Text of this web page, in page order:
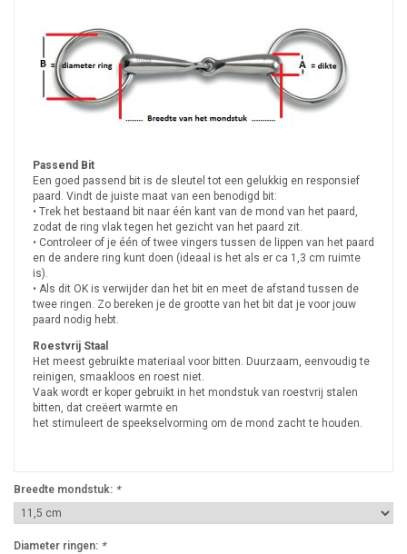
Passend Bit
Een goed passend bit is de sleutel tot een gelukkig en responsief
paard. Vindt de juiste maat van een benodigd bit:
• Trek het bestaand bit naar één kant van de mond van het paard,
zodat de ring vlak tegen het gezicht van het paard zit.
• Controleer of je één of twee vingers tussen de lippen van het paard
en de andere ring kunt doen (ideaal is het als er ca 1,3 cm ruimte
is).
• Als dit OK is verwijder dan het bit en meet de afstand tussen de
twee ringen. Zo bereken je de grootte van het bit dat je voor jouw
paard nodig hebt.
Roestvrij Staal
Het meest gebruikte materiaal voor bitten. Duurzaam, eenvoudig te
reinigen, smaakloos en roest niet.
Vaak wordt er koper gebruikt in het mondstuk van roestvrij stalen
bitten, dat creëert warmte en
het stimuleert de speekselvorming om de mond zacht te houden.
Breedte mondstuk: *
Diameter ringen: *